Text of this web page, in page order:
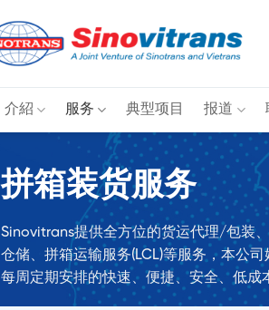
介紹 服务 典型项目 报道
拼箱装货服务
Sinovitrans提供全方位的货运代理/包装
仓储、拼箱运输服务(LCL)等服务，本公
每周定期安排的快速、便捷、安全、低成